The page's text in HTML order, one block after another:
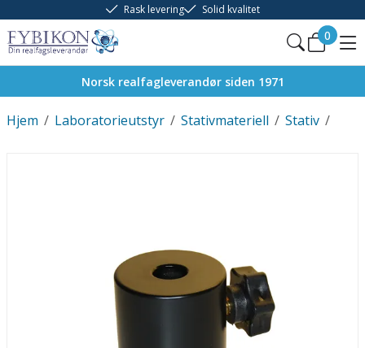
Rask levering Solid kvalitet
0
Norsk realfagleverandør siden 1971
/
Hjem /
Laboratorieutstyr /
Stativmateriell /
Stativ